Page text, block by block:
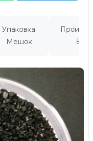
Упаковка:
Мешок